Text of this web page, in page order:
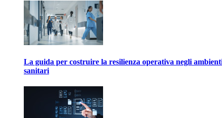
La guida per costruire la resilienza operativa negli
sanitari